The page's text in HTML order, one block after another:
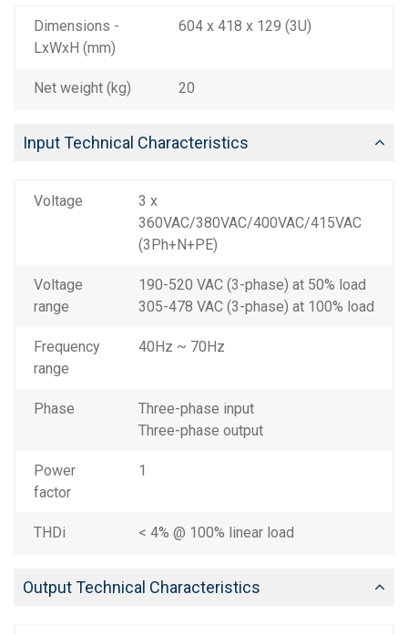
Dimensions -
LxWxH (mm)
604 x 418 x 129 (3U)
Net weight (kg) 20
Input Technical Characteristics
Voltage
3 x
360VAC/380VAC/400VAC/415VAC
(3Ph+N+PE)
Voltage
range
190-520 VAC (3-phase) at 50% load
305-478 VAC (3-phase) at 100% load
Frequency
range
40Hz ~ 70Hz
Phase
Three-phase input
Three-phase output
Power
factor
1
THDi < 4% @ 100% linear load
Output Technical Characteristics